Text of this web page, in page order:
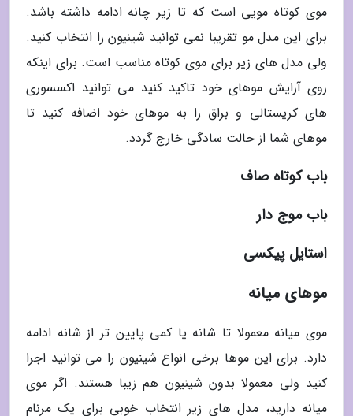
موی کوتاه مویی است که تا زیر چانه ادامه داشته باشد.
برای این مدل مو تقریبا نمی توانید شینیون را انتخاب کنید.
ولی مدل های زیر برای موی کوتاه مناسب است. برای اینکه
روی آرایش موهای خود تاکید کنید می توانید اکسسوری
های کریستالی و براق را به موهای خود اضافه کنید تا
موهای شما از حالت سادگی خارج گردد.
باب کوتاه صاف
باب موج دار
استایل پیکسی
موهای میانه
موی میانه معمولا تا شانه یا کمی پایین تر از شانه ادامه
دارد. برای این موها برخی انواع شینیون را می توانید اجرا
کنید ولی معمولا بدون شینیون هم زیبا هستند. اگر موی
میانه دارید، مدل های زیر انتخاب خوبی برای یک مرنام